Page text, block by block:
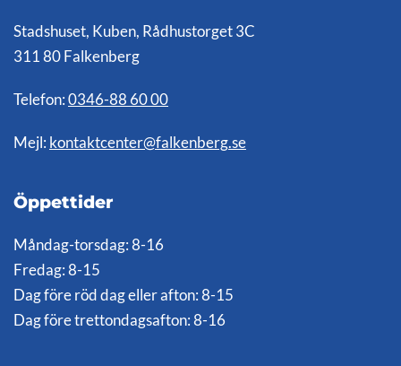
Stadshuset, Kuben, Rådhustorget 3C
311 80 Falkenberg
Telefon: 0346-88 60 00
Mejl: kontaktcenter@falkenberg.se
Öppettider
Måndag-torsdag: 8-16
Fredag: 8-15
Dag före röd dag eller afton: 8-15
Dag före trettondagsafton: 8-16